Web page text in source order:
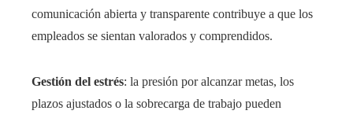
comunicación abierta y transparente contribuye a que los
empleados se sientan valorados y comprendidos.
Gestión del estrés: la presión por alcanzar metas, los
plazos ajustados o la sobrecarga de trabajo pueden